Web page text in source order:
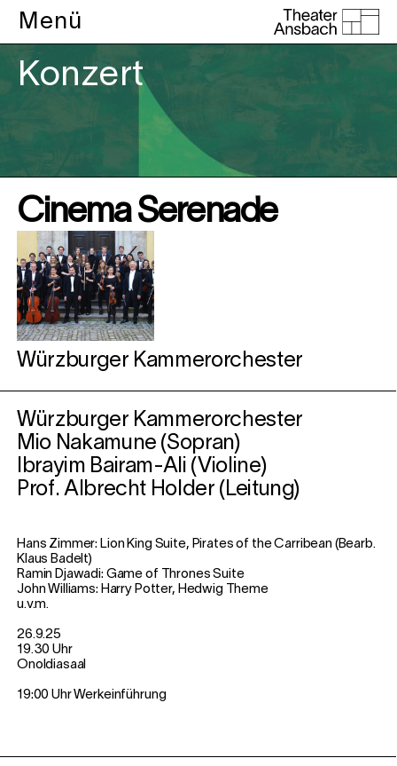
Menü
Konzert
Cinema Serenade
Würzburger Kammerorchester
Würzburger Kammerorchester
Mio Nakamune (Sopran)
Ibrayim Bairam-Ali (Violine)
Prof. Albrecht Holder (Leitung)
Hans Zimmer: Lion King Suite, Pirates of the Carribean (Bearb.
Klaus Badelt)
Ramin Djawadi: Game of Thrones Suite
John Williams: Harry Potter, Hedwig Theme
u.v.m.
26.9.25
19.30 Uhr
Onoldiasaal
19:00 Uhr Werkeinführung